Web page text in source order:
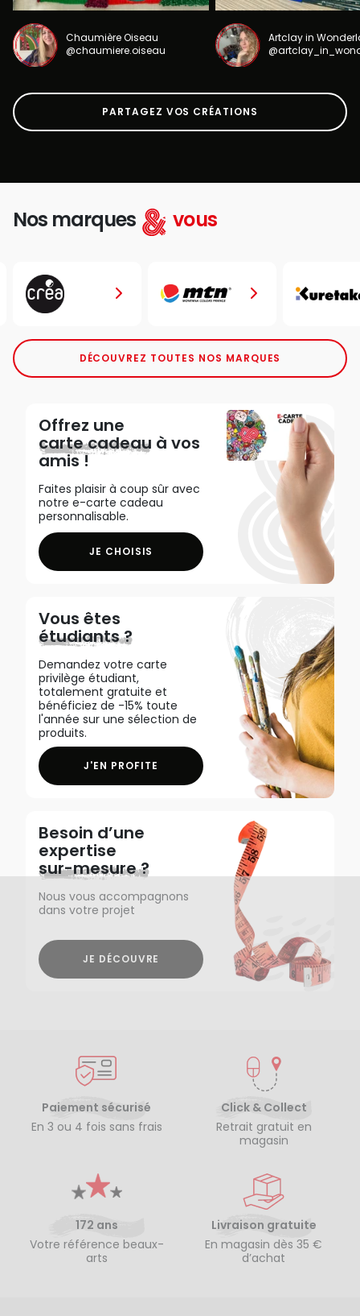
Chaumière Oiseau
@chaumiere.oiseau
Artclay in
PARTAGEZ VOS CRÉATIONS
Nos marques vous
DÉCOUVREZ TOUTES NOS MARQUES
Offrez une
carte cadeau à vos
amis !
Faites plaisir à coup sûr avec
notre e-carte cadeau
personnalisable.
JE CHOISIS
Vous êtes
étudiants ?
Demandez votre carte
privilège étudiant,
totalement gratuite et
bénéficiez de -15% toute
l'année sur une sélection de
produits.
J'EN PROFITE
Besoin d’une
expertise
sur-mesure ?
Nous vous accompagnons
dans votre projet
JE DÉCOUVRE
Paiement sécurisé
En 3 ou 4 fois sans frais
Click & Collect
Retrait gratuit en
magasin
172 ans
Votre référence beaux-
arts
Livraison gratuite
En magasin dès 35 €
d’achat